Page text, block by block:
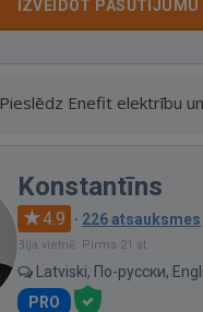
IZVEIDOT PASŪTĪJUMU
Pieslēdz Enefit elektrību
Konstantīns
4.9 · 226 atsauksmes
Bija vietnē: Pirms 21 st.
Latviski, По-русски,
PRO